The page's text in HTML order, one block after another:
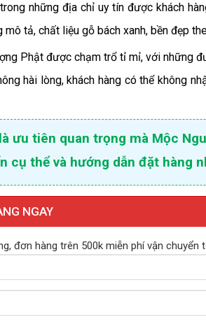
những địa chỉ uy tín được khách
tả, chất liệu gỗ bách xanh, bền đẹp
Phật được chạm trổ tỉ mỉ, với những
hài lòng, khách hàng có thể không
tiên quan trọng mà Mộc
cụ thể và hướng dẫn đặt hàng
NGAY
đơn hàng trên 500k miễn phí vận chuyển